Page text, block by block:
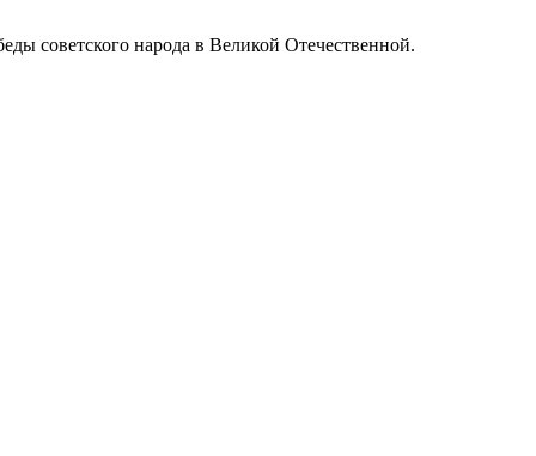
советского народа в Великой Отечественной.